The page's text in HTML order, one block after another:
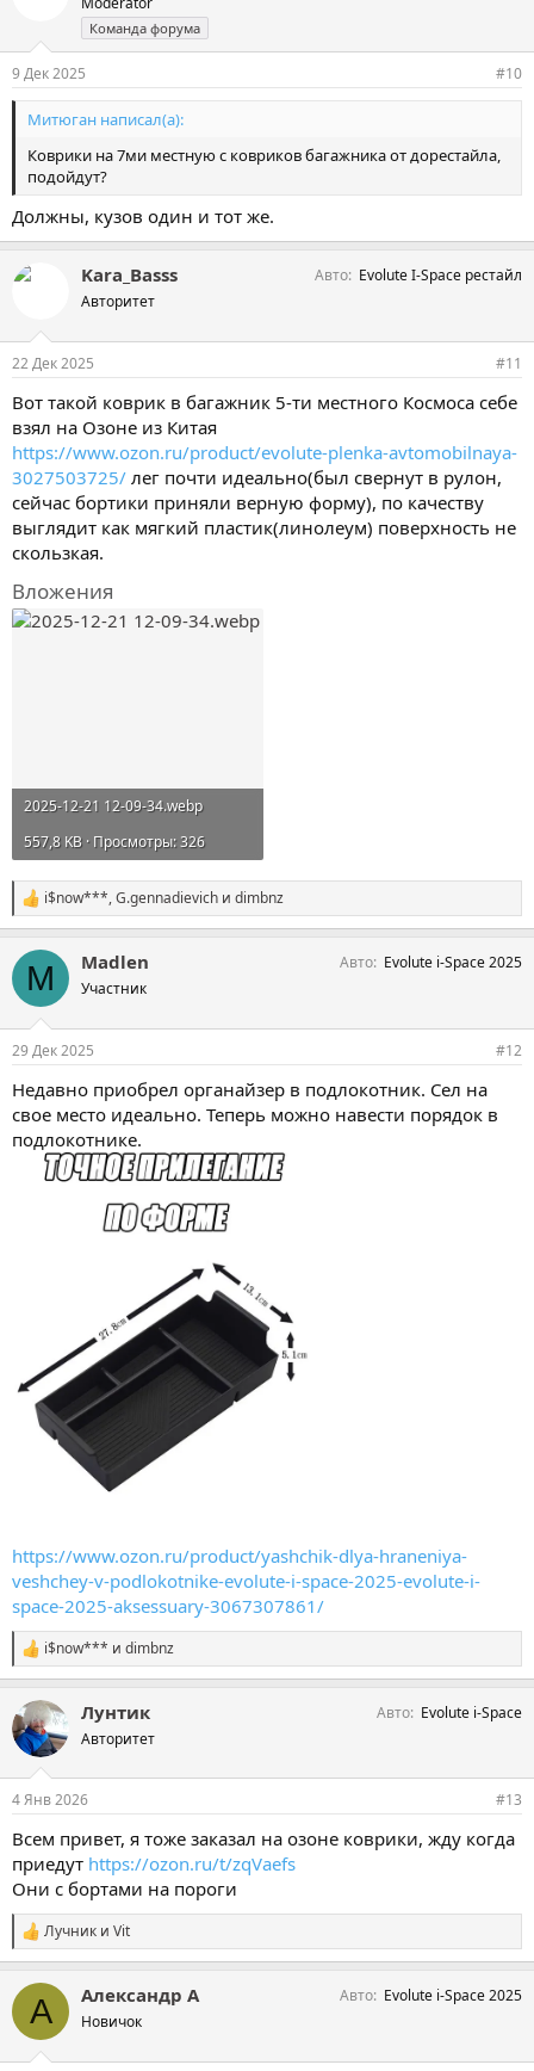
Команда форума
9 Дек 2025 #10
Митюган написал(а):
Коврики на 7ми местную с ковриков багажника от дорестайла,
подойдут?
Должны, кузов один и тот же.
Kara_Basss
Авторитет
Авто Evolute I-Space рестайл
22 Дек 2025 #11
Вот такой коврик в багажник 5-ти местного Космоса себе
взял на Озоне из Китая
https://www.ozon.ru/product/evolute-plenka-avtomobilnaya-
3027503725/ лег почти идеально(был свернут в рулон,
сейчас бортики приняли верную форму), по качеству
выглядит как мягкий пластик(линолеум) поверхность не
скользкая.
Вложения
2025-12-21 12-09-34.webp
557,8 KB · Просмотры: 326
С
и
п
т
:
i$now***,G.gennadievich и dimbnz
M Madlen
Участник
Авто Evolute i-Space 2025
29 Дек 2025 #12
Недавно приобрел органайзер в подлокотник. Сел на
свое место идеально. Теперь можно навести порядок в
подлокотнике.
https://www.ozon.ru/product/yashchik-dlya-hraneniya-
veshchey-v-podlokotnike-evolute-i-space-2025-evolute-i-
space-2025-aksessuary-3067307861/
С
и
п
а
т
i$now*** и dimbnz
Лунтик
Авторитет
Авто Evolute i-Space
4 Янв 2026 #13
Всем привет, я тоже заказал на озоне коврики, жду когда
приедут https://ozon.ru/t/zqVaefs
Они с бортами на пороги
С
и
п
т
Лучник и Vit
А Александр А
Новичок
Авто Evolute i-Space 2025